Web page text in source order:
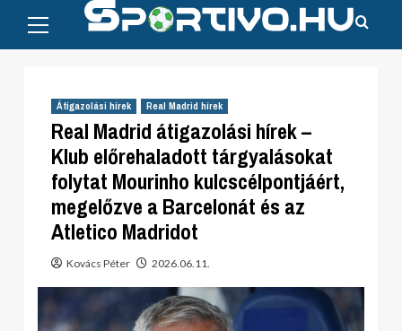
content
Menu
Átigazolási hírek Real Madrid hírek
Real Madrid átigazolási hírek –
Klub előrehaladott tárgyalásokat
folytat Mourinho kulcscélpontjáért,
megelőzve a Barcelonát és az
Atletico Madridot
Kovács Péter 2026.06.11.